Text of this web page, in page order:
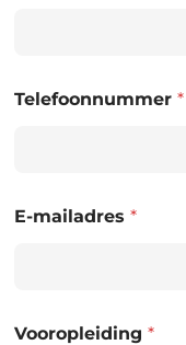
Telefoonnummer *
E-mailadres *
Vooropleiding *